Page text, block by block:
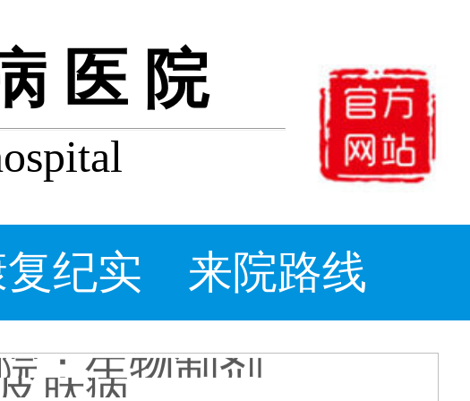
医院
复纪实 来院路线
_牛皮癣
打生物制
吗_牛皮
怎么办_
醋能治
什么消炎
片
：生物制剂
肤病